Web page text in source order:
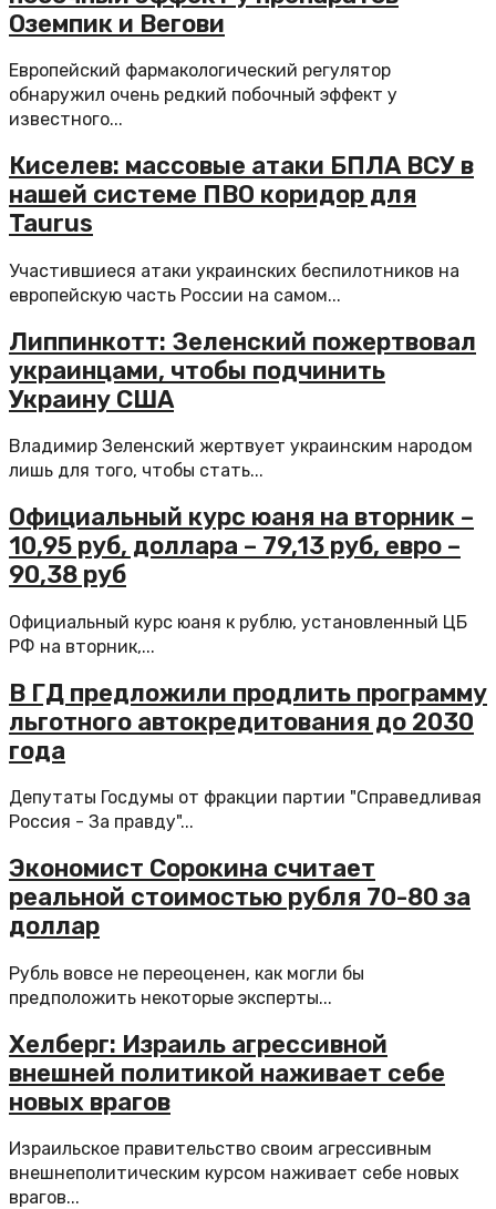
Оземпик и Вегови
Европейский фармакологический регулятор
обнаружил очень редкий побочный эффект у
известного...
Киселев: массовые атаки БПЛА ВСУ в
нашей системе ПВО коридор для
Taurus
Участившиеся атаки украинских беспилотников на
европейскую часть России на самом...
Липпинкотт: Зеленский пожертвовал
украинцами, чтобы подчинить
Украину США
Владимир Зеленский жертвует украинским народом
лишь для того, чтобы стать...
Официальный курс юаня на вторник –
10,95 руб, доллара – 79,13 руб, евро –
90,38 руб
Официальный курс юаня к рублю, установленный ЦБ
РФ на вторник,...
В ГД предложили продлить программу
льготного автокредитования до 2030
года
Депутаты Госдумы от фракции партии "Справедливая
Россия - За правду"...
Экономист Сорокина считает
реальной стоимостью рубля 70-80 за
доллар
Рубль вовсе не переоценен, как могли бы
предположить некоторые эксперты...
Хелберг: Израиль агрессивной
внешней политикой наживает себе
новых врагов
Израильское правительство своим агрессивным
внешнеполитическим курсом наживает себе новых
врагов...